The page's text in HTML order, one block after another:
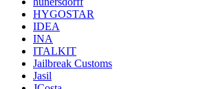
HYGOSTAR
IDEA
INA
ITALKIT
Jailbreak Customs
Jasil